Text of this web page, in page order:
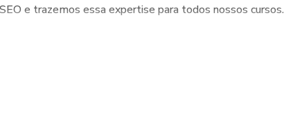
e trazemos essa expertise para todos nossos cursos.